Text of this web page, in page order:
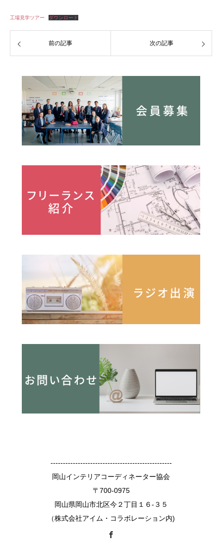
工場見学ツアー ダウンロード
前の記事 次の記事
-------------------------------------------------
岡山インテリアコーディネーター協会
〒700-0975
岡山県岡山市北区今２丁目１６-３５
（株式会社アイム・コラボレーション内)